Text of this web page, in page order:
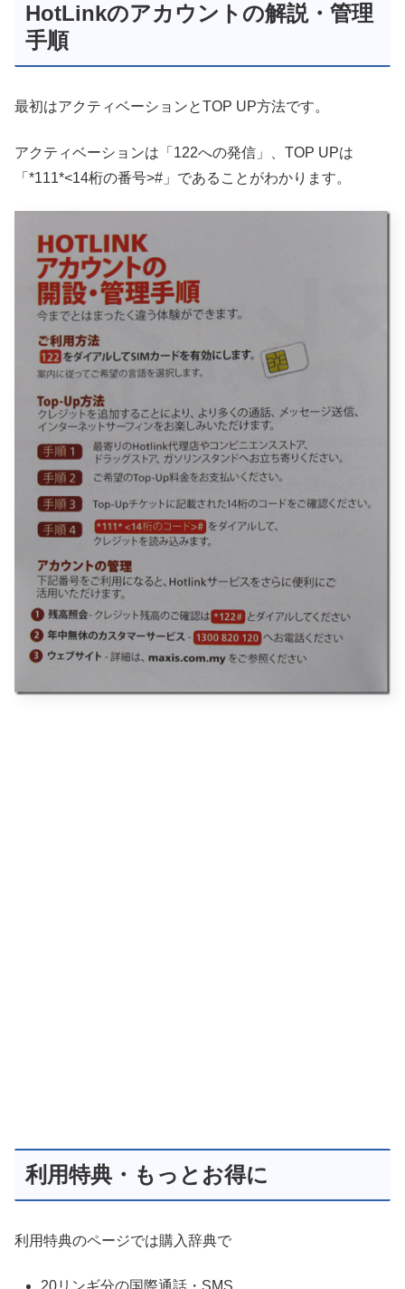
HotLinkのアカウントの解説・管理
手順
最初はアクティベーションとTOP UP方法です。
アクティベーションは「122への発信」、TOP UPは
「*111*<14桁の番号>#」であることがわかります。
利用特典・もっとお得に
利用特典のページでは購入辞典で